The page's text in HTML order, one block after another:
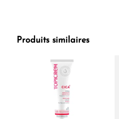
Produits similaires